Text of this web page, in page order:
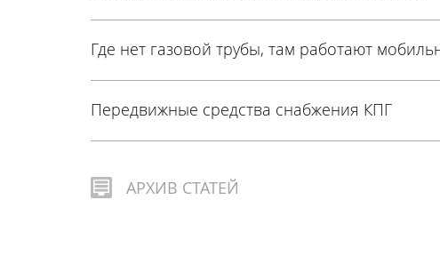
Где нет газовой трубы, там работают
Передвижные средства снабжения КПГ
АРХИВ СТАТЕЙ